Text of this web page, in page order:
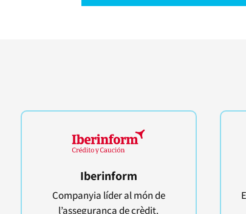
Iberinform
Companyia líder al món de
l’assegurança de crèdit.